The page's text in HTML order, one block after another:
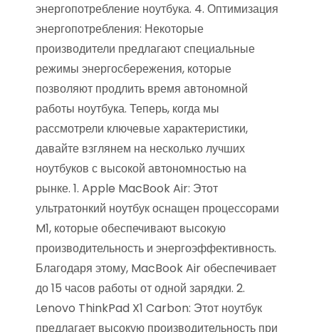
энергопотребление ноутбука. 4. Оптимизация
энергопотребления: Некоторые
производители предлагают специальные
режимы энергосбережения, которые
позволяют продлить время автономной
работы ноутбука. Теперь, когда мы
рассмотрели ключевые характеристики,
давайте взглянем на несколько лучших
ноутбуков с высокой автономностью на
рынке. 1. Apple MacBook Air: Этот
ультратонкий ноутбук оснащен процессорами
M1, которые обеспечивают высокую
производительность и энергоэффективность.
Благодаря этому, MacBook Air обеспечивает
до 15 часов работы от одной зарядки. 2.
Lenovo ThinkPad X1 Carbon: Этот ноутбук
предлагает высокую производительность при